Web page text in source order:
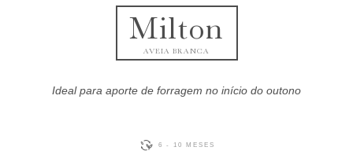
Milton
AVEIA BRANCA
Ideal para aporte de forragem no início do outono
6 - 10 MESES